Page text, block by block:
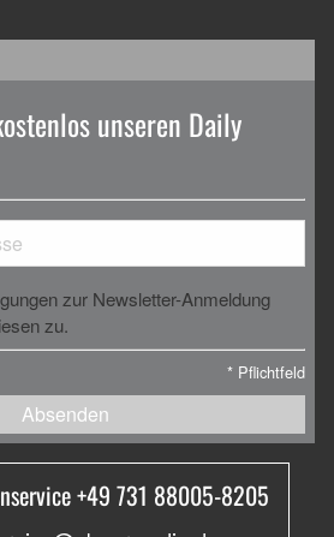
unseren Daily
zur Newsletter-Anmeldung
zu.
* Pflichtfeld
Absenden
+49 731 88005-8205